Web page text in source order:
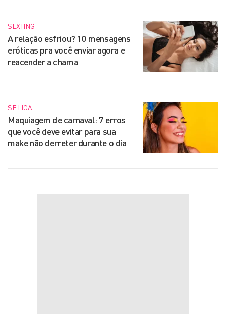
SEXTING
A relação esfriou? 10 mensagens
eróticas pra você enviar agora e
reacender a chama
SE LIGA
Maquiagem de carnaval: 7 erros
que você deve evitar para sua
make não derreter durante o dia